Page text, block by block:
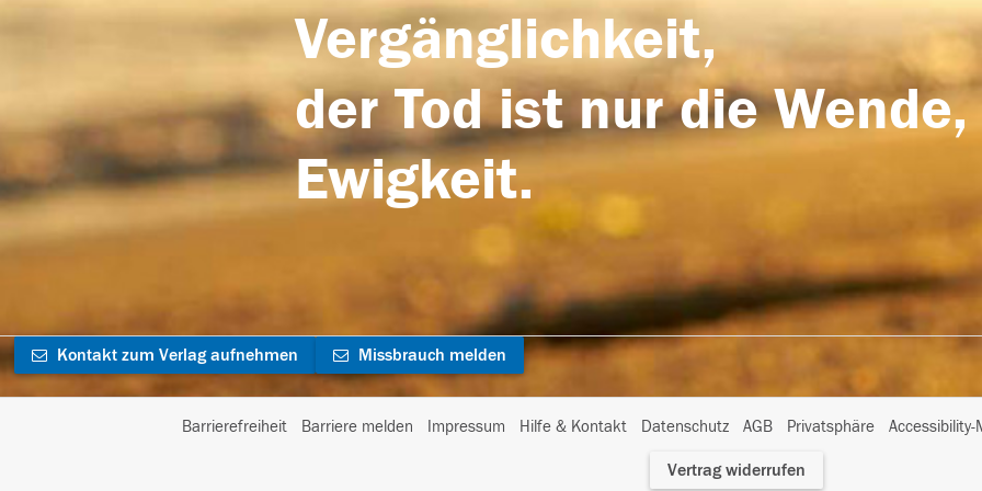
Vergänglichkeit,
der Tod ist nur die
Ewigkeit.
Kontakt zum Verlag aufnehmen Missbrauch melden
Barrierefreiheit Barriere melden Impressum Hilfe & Kontakt Datenschutz AGB Privatsphäre
I
Vertrag widerrufen